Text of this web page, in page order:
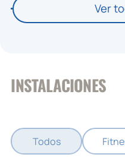
Ver
INSTALACIONES
Todos